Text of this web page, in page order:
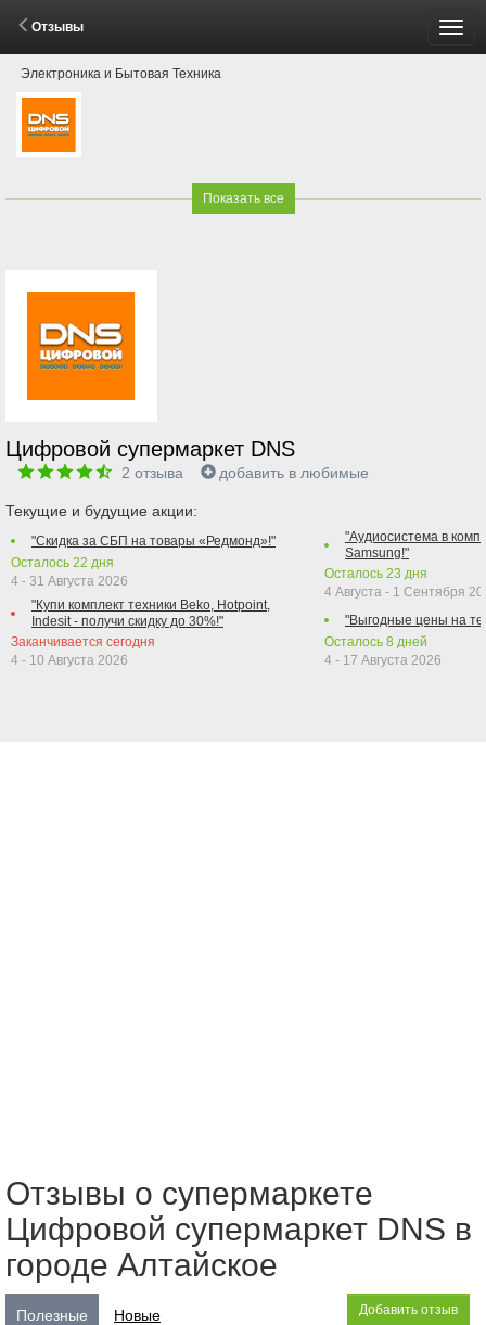
Отзывы
Электроника и Бытовая Техника
Показать все
Цифровой супермаркет DNS
2 отзыва добавить в любимые
Текущие и будущие акции:
"Скидка за СБП на товары «Редмонд»!"
Осталось 22 дня
4 - 31 Августа 2026
"Купи комплект техники Beko, Hotpoint,
Indesit - получи скидку до 30%!"
Заканчивается сегодня
4 - 10 Августа 2026
"Аудиосистема в
Samsung!"
Осталось 23 дня
4 Августа - 1 Сентября
"Выгодные цены на
Осталось 8 дней
4 - 17 Августа 2026
Отзывы о супермаркете
Цифровой супермаркет DNS в
городе Алтайское
Добавить отзыв
Полезные Новые